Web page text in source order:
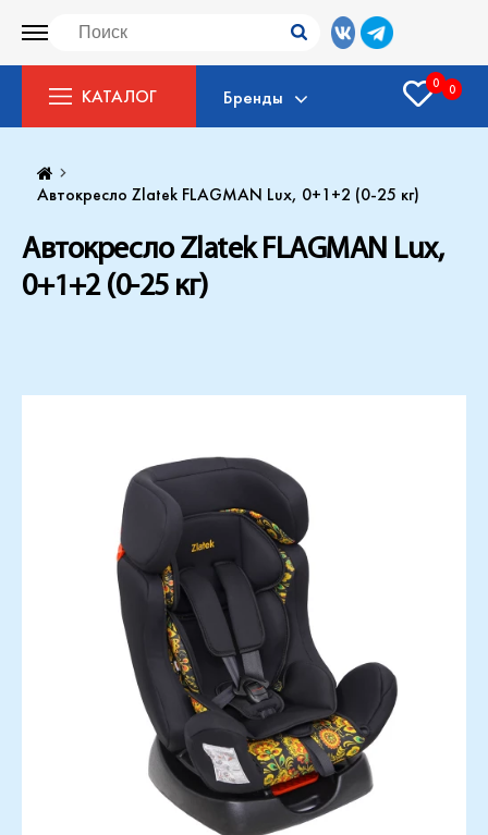
КАТАЛОГ Бренды
0 0
Автокресло Zlatek FLAGMAN Lux, 0+1+2 (0-25 кг)
Автокресло Zlatek FLAGMAN Lux,
0+1+2 (0-25 кг)